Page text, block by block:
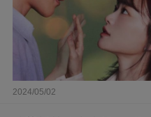
2024/05/02